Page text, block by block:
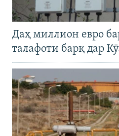
Даҳ миллион евро
талафоти барқ дар